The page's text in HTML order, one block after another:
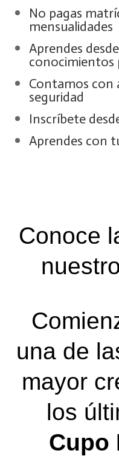
No pagas
mensualidades
Aprendes
conocimientos
Contamos con
seguridad
Inscríbete
Aprendes con
Conoce
una de
mayor
los
Cupo